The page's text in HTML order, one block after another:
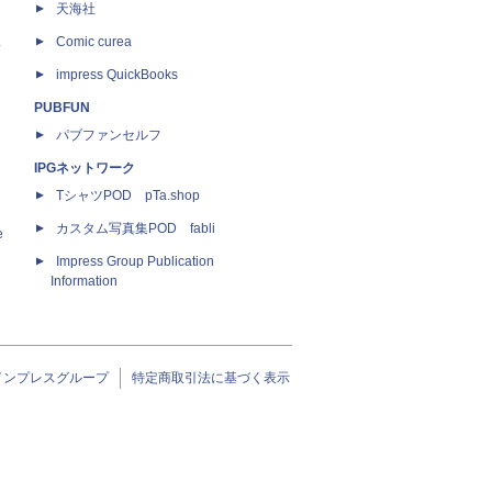
天海社
Comic curea
impress QuickBooks
PUBFUN
パブファンセルフ
IPGネットワーク
TシャツPOD pTa.shop
カスタム写真集POD fabli
Impress Group Publication
Information
ンプレスグループ 特定商取引法に基づく表示